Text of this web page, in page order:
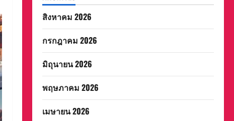
สิงหาคม 2026
กรกฎาคม 2026
มิถุนายน 2026
พฤษภาคม 2026
เมษายน 2026